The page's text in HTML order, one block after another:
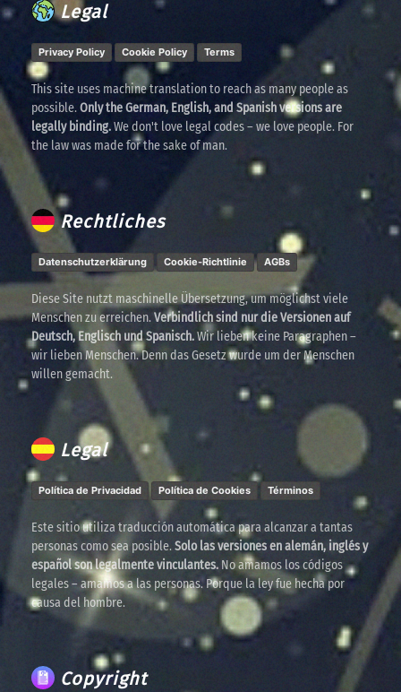
Legal
Privacy Policy Cookie Policy Terms
This site uses machine translation to reach as many people as
possible.Only the German, English, and Spanish versions are
legally binding.We don't love legal codes – we love people. For
the law was made for the sake of man.
Rechtliches
Datenschutzerklärung Cookie-Richtlinie AGBs
Diese Site nutzt maschinelle Übersetzung, um möglichst viele
Menschen zu erreichen.Verbindlich sind nur die Versionen auf
Deutsch, Englisch und Spanisch.Wir lieben keine Paragraphen –
wir lieben Menschen. Denn das Gesetz wurde um der Menschen
willen gemacht.
Legal
Política de Privacidad Política de Cookies Términos
Este sitio utiliza traducción automática para alcanzar a tantas
personas como sea posible.Solo las versiones en alemán, inglés y
español son legalmente vinculantes. No amamos los códigos
legales – amamos a las personas. Porque la ley fue hecha por
causa del hombre.
Copyright